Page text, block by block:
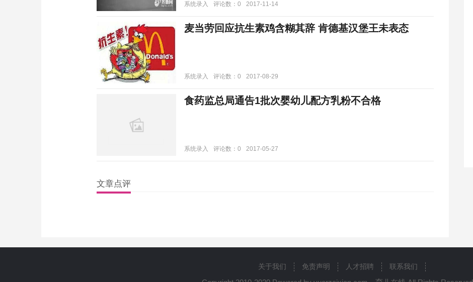
系统录入 评论数：0 2017-11-14
麦当劳回应抗生素鸡含糊其辞 肯德基汉堡王未表态
系统录入 评论数：0 2017-08-29
食药监总局通告1批次婴幼儿配方乳粉不合格
系统录入 评论数：0 2017-05-27
文章点评
关于我们 免责声明 人才招聘 联系我们